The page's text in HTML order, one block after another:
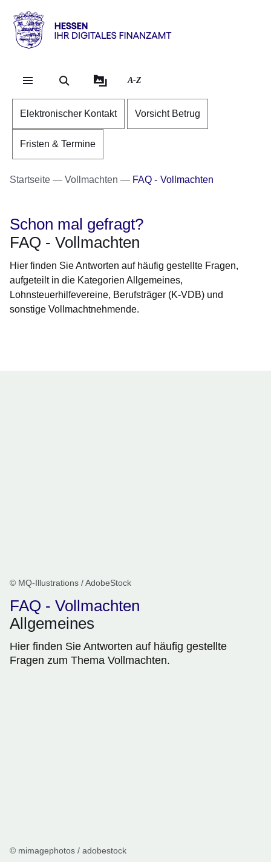
Direkt zum Kopf der
Direkt zum Inhalt
Direkt zum Fuß der
Hessen
Ihr
Finanzamt
A-Z
Elektronischer Kontakt Vorsicht Betrug
Fristen & Termine
Startseite Vollmachten FAQ - Vollmachten
Schon mal gefragt?
FAQ - Vollmachten
Hier finden Sie Antworten auf häufig gestellte Fragen,
aufgeteilt in die Kategorien Allgemeines,
Lohnsteuerhilfevereine, Berufsträger (K-VDB) und
sonstige Vollmachtnehmende.
© MQ-Illustrations / AdobeStock
FAQ - Vollmachten
Allgemeines
Hier finden Sie Antworten auf häufig gestellte
Fragen zum Thema Vollmachten.
© mimagephotos / adobestock